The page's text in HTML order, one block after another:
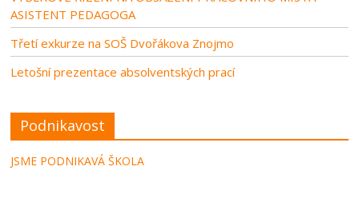
ASISTENT PEDAGOGA
Třetí exkurze na SOŠ Dvořákova Znojmo
Letošní prezentace absolventských prací
Podnikavost
JSME PODNIKAVÁ ŠKOLA